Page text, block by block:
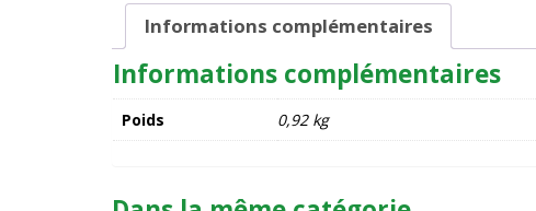
Informations complémentaires
Informations complémentaires
Poids 0,92 kg